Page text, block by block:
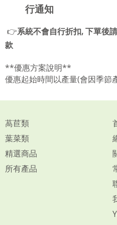
行通知
👉系統不會自行折扣, 下單後
款
**優惠方案說明**
優惠起始時間以產量(會因季節
萵苣類
葉菜類
精選商品
所有產品